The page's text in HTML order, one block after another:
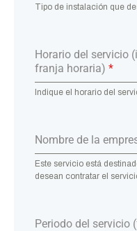
Tipo de instalación que
Horario del servicio
franja horaria) *
Indique el horario del
Nombre de la
Este servicio está
desean contratar el
Periodo del servicio